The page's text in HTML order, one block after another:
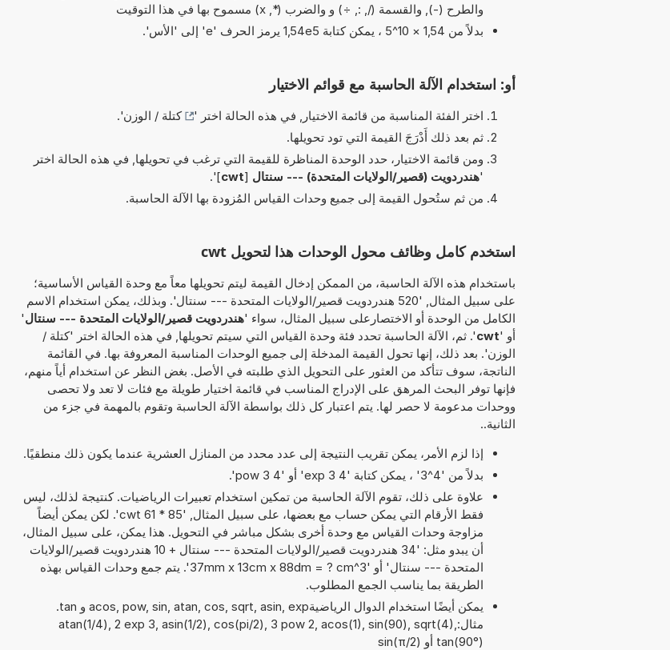
والطرح (-), والقسمة (/, :, ÷) و والضرب (*, x) مسموح بها في هذا التوقيت
بدلاً من 1,54 × 10^5 ، يمكن كتابة 1,54e5 يرمز الحرف 'e' إلى 'الأس'.
أو: استخدام الآلة الحاسبة مع قوائم الاختيار
اختر الفئة المناسبة من قائمة الاختيار, في هذه الحالة اختر ' كتلة / الوزن'.
ثم بعد ذلك أَدْرَجَ القيمة التي تود تحويلها.
ومن قائمة الاختيار، حدد الوحدة المناظرة للقيمة التي ترغب في تحويلها, في هذه الحالة اختر
'هندردويت (قصير/الولايات المتحدة) --- سنتال [
cwt
]'.
من ثم ستُحول القيمة إلى جميع وحدات القياس المُزودة بها الآلة الحاسبة.
استخدم كامل وظائف محول الوحدات هذا لتحويل cwt
باستخدام هذه الآلة الحاسبة، من الممكن إدخال القيمة ليتم تحويلها معاً مع وحدة القياس الأساسية؛
على سبيل المثال, '520 هندردويت قصير/الولايات المتحدة --- سنتال'. وبذلك، يمكن استخدام الاسم
الكامل من الوحدة أو الاختصارعلى سبيل المثال، سواء 'هندردويت قصير/الولايات المتحدة --- سنتال'
أو 'cwt'. ثم، الآلة الحاسبة تحدد فئة وحدة القياس التي سيتم تحويلها, في هذه الحالة اختر 'كتلة /
الوزن'. بعد ذلك، إنها تحول القيمة المدخلة إلى جميع الوحدات المناسبة المعروفة بها. في القائمة
الناتجة، سوف تتأكد من العثور على التحويل الذي طلبته في الأصل. بغض النظر عن استخدام أياً منهم،
فإنها توفر البحث المرهق على الإدراج المناسب في قائمة اختيار طويلة مع فئات لا تعد ولا تحصى
ووحدات مدعومة لا حصر لها. يتم اعتبار كل ذلك بواسطة الآلة الحاسبة وتقوم بالمهمة في جزء من
الثانية..
إذا لزم الأمر، يمكن تقريب النتيجة إلى عدد محدد من المنازل العشرية عندما يكون ذلك منطقيًا.
بدلاً من '4^3' ، يمكن كتابة '4 exp 3' أو '4 pow 3'.
علاوة على ذلك، تقوم الآلة الحاسبة من تمكين استخدام تعبيرات الرياضيات. كنتيجة لذلك، ليس
فقط الأرقام التي يمكن حساب مع بعضها، على سبيل المثال, '85 * 61 cwt'. لكن يمكن أيضاً
مزاوجة وحدات القياس مع وحدة أخرى بشكل مباشر في التحويل. هذا يمكن، على سبيل المثال،
أن يبدو مثل: '34 هندردويت قصير/الولايات المتحدة --- سنتال + 10 هندردويت قصير/الولايات
المتحدة --- سنتال' أو '37mm x 13cm x 88dm = ? cm^3'. يتم جمع وحدات القياس بهذه
الطريقة بما يناسب الجمع المطلوب.
يمكن أيضًا استخدام الدوال الرياضيةacos, pow, sin, atan, cos, sqrt, asin, exp و tan.
مثال:atan(1/4), 2 exp 3, asin(1/2), cos(pi/2), 3 pow 2, acos(1), sin(90), sqrt(4),
tan(90°) أو sin(π/2)